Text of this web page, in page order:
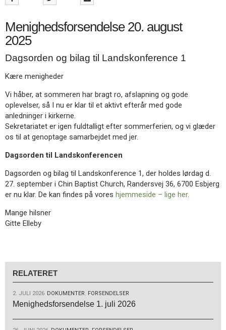
august
indlæg:
Landskonference
2025
Menighedsforsendelse 20. august
2025
Dagsorden og bilag til Landskonference 1
Kære menigheder
Vi håber, at sommeren har bragt ro, afslapning og gode
oplevelser, så I nu er klar til et aktivt efterår med gode
anledninger i kirkerne.
Sekretariatet er igen fuldtalligt efter sommerferien, og vi glæder
os til at genoptage samarbejdet med jer.
Dagsorden til Landskonferencen
Dagsorden og bilag til Landskonference 1, der holdes lørdag d.
27. september i Chin Baptist Church, Randersvej 36, 6700 Esbjerg
er nu klar. De kan findes på vores hjemmeside – lige her.
Mange hilsner
Gitte Elleby
RELATERET
2. JULI 2026 DOKUMENTER, FORSENDELSER
Menighedsforsendelse 1. juli 2026